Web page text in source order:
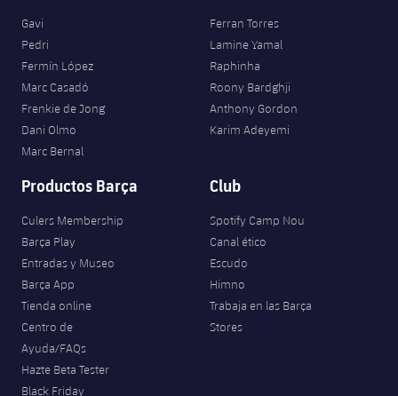
Gavi
Pedri
Fermín López
Marc Casadó
Frenkie de Jong
Dani Olmo
Marc Bernal
Ferran Torres
Lamine Yamal
Raphinha
Roony Bardghji
Anthony Gordon
Karim Adeyemi
Productos Barça
Culers Membership
Barça Play
Entradas y Museo
Barça App
Tienda online
Centro de
Ayuda/FAQs
Hazte Beta Tester
Black Friday
Club
Spotify Camp Nou
Canal ético
Escudo
Himno
Trabaja en las Barça
Stores